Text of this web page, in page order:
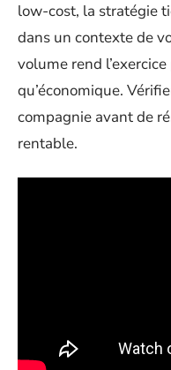
low-cost, la stratégie
dans un contexte de
volume rend
qu’économique.
compagnie avant de
rentable.